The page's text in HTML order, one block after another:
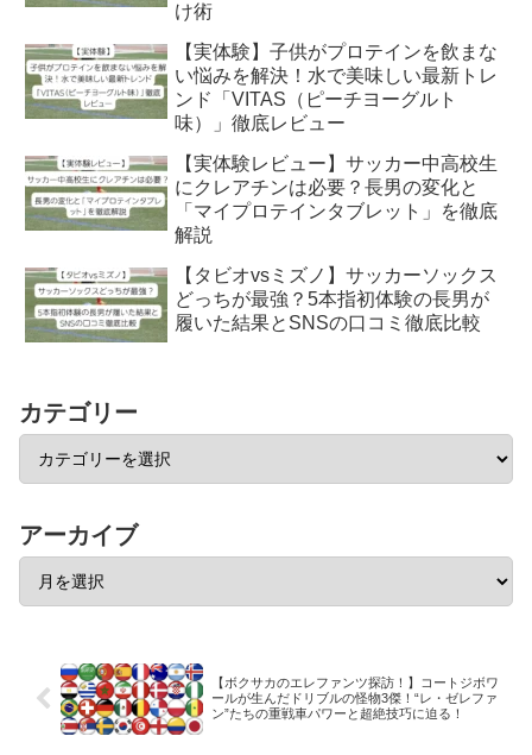
け術
【実体験】子供がプロテインを飲まな
い悩みを解決！水で美味しい最新トレ
ンド「VITAS（ピーチヨーグルト
味）」徹底レビュー
【実体験レビュー】サッカー中高校生
にクレアチンは必要？長男の変化と
「マイプロテインタブレット」を徹底
解説
【タビオvsミズノ】サッカーソックス
どっちが最強？5本指初体験の長男が
履いた結果とSNSの口コミ徹底比較
カテゴリー
アーカイブ
【ボクサカのエレファンツ探訪！】コートジボワ
ールが生んだドリブルの怪物3傑！“レ・ゼレファ
ン”たちの重戦車パワーと超絶技巧に迫る！